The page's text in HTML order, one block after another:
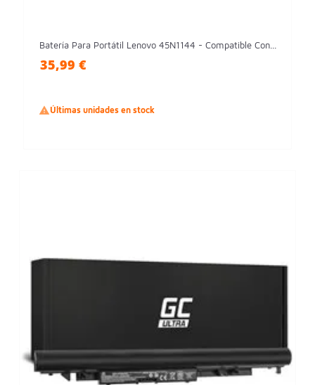
Batería Para Portátil Lenovo 45N1144 - Compatible Con...
35,99 €
Últimas unidades en stock